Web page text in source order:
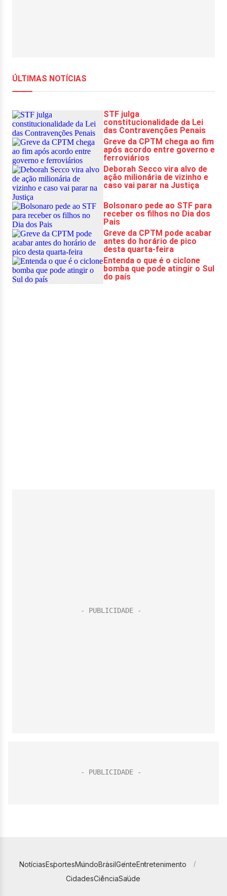
NotíciasEsportesMundoBrasilGenteEntretenimento
CidadesCiênciaSaúde